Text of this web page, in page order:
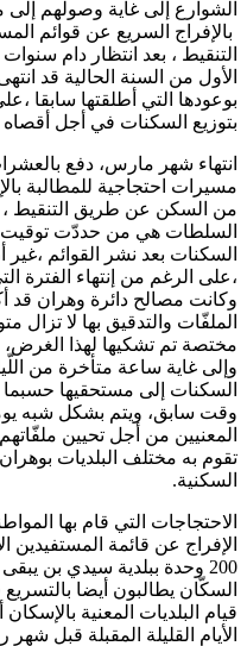
الشوارع إلى غاية وصولهم إلى
بالإفراج السريع عن قوائم
التنقيط ، بعد انتظار دام
الأول من السنة الحالية قد
بوعودها التي أطلقتها سابقا
بتوزيع السكنات في أجل
انتهاء شهر مارس، دفع
مسيرات احتجاجية للمطالبة
من السكن عن طريق التنقيط ،
السلطات هي من حددّت توقيت
السكنات بعد نشر القوائم
،على الرغم من إنتهاء الفترة
وكانت مصالح دائرة وهران قد
الملفّات والتدقيق بها لا
مختصة تم تشكيها لهذا الغرض،
وإلى غاية ساعة متأخرة من
السكنات إلى مستحقيها
وقت سابق، ويتم بشكل شبه
المعنيين من أجل تحيين
تقوم به مختلف البلديات بوهران
السكنية.
الاحتجاجات التي قام بها
الإفراج عن قائمة المستفيدين
200 وحدة ببلدية سيدي بن
السكّان يطالبون أيضا بالتسريع
قيام البلديات المعنية
الأيام القليلة المقبلة قبل